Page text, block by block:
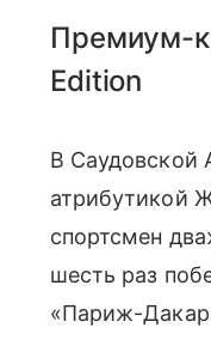
Премиум-
Edition
В Саудовской
атрибутикой
спортсмен
шесть раз
«Париж-